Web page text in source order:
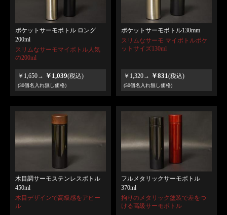
ポケットサーモボトル ロング
200ml
スリムなサーモマイボトル人気
の200ml
￥1,650→ ￥1,039(税込)
(30個名入れ無し価格)
ポケットサーモボトル130mm
スリムなサーモ マイボトルポケ
ットサイズ130ml
￥1,320→ ￥831(税込)
(50個名入れ無し価格)
木目調サーモステンレスボトル
450ml
木目デザインで高級感をアピー
ル
フルメタリックサーモボトル
370ml
拘りのメタリック塗装で差をつ
ける高級サーモボトル